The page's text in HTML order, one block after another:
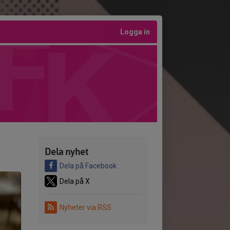
Logga in
Dela nyhet
Dela på Facebook
Dela på X
Nyheter via RSS